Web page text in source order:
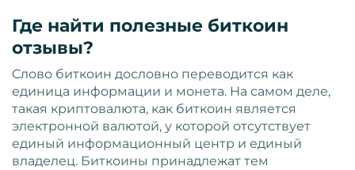
Где найти полезные биткоин
отзывы?
Слово биткоин дословно переводится как
единица информации и монета. На самом деле,
такая криптовалюта, как биткоин является
электронной валютой, у которой отсутствует
единый информационный центр и единый
владелец. Биткоины принадлежат тем